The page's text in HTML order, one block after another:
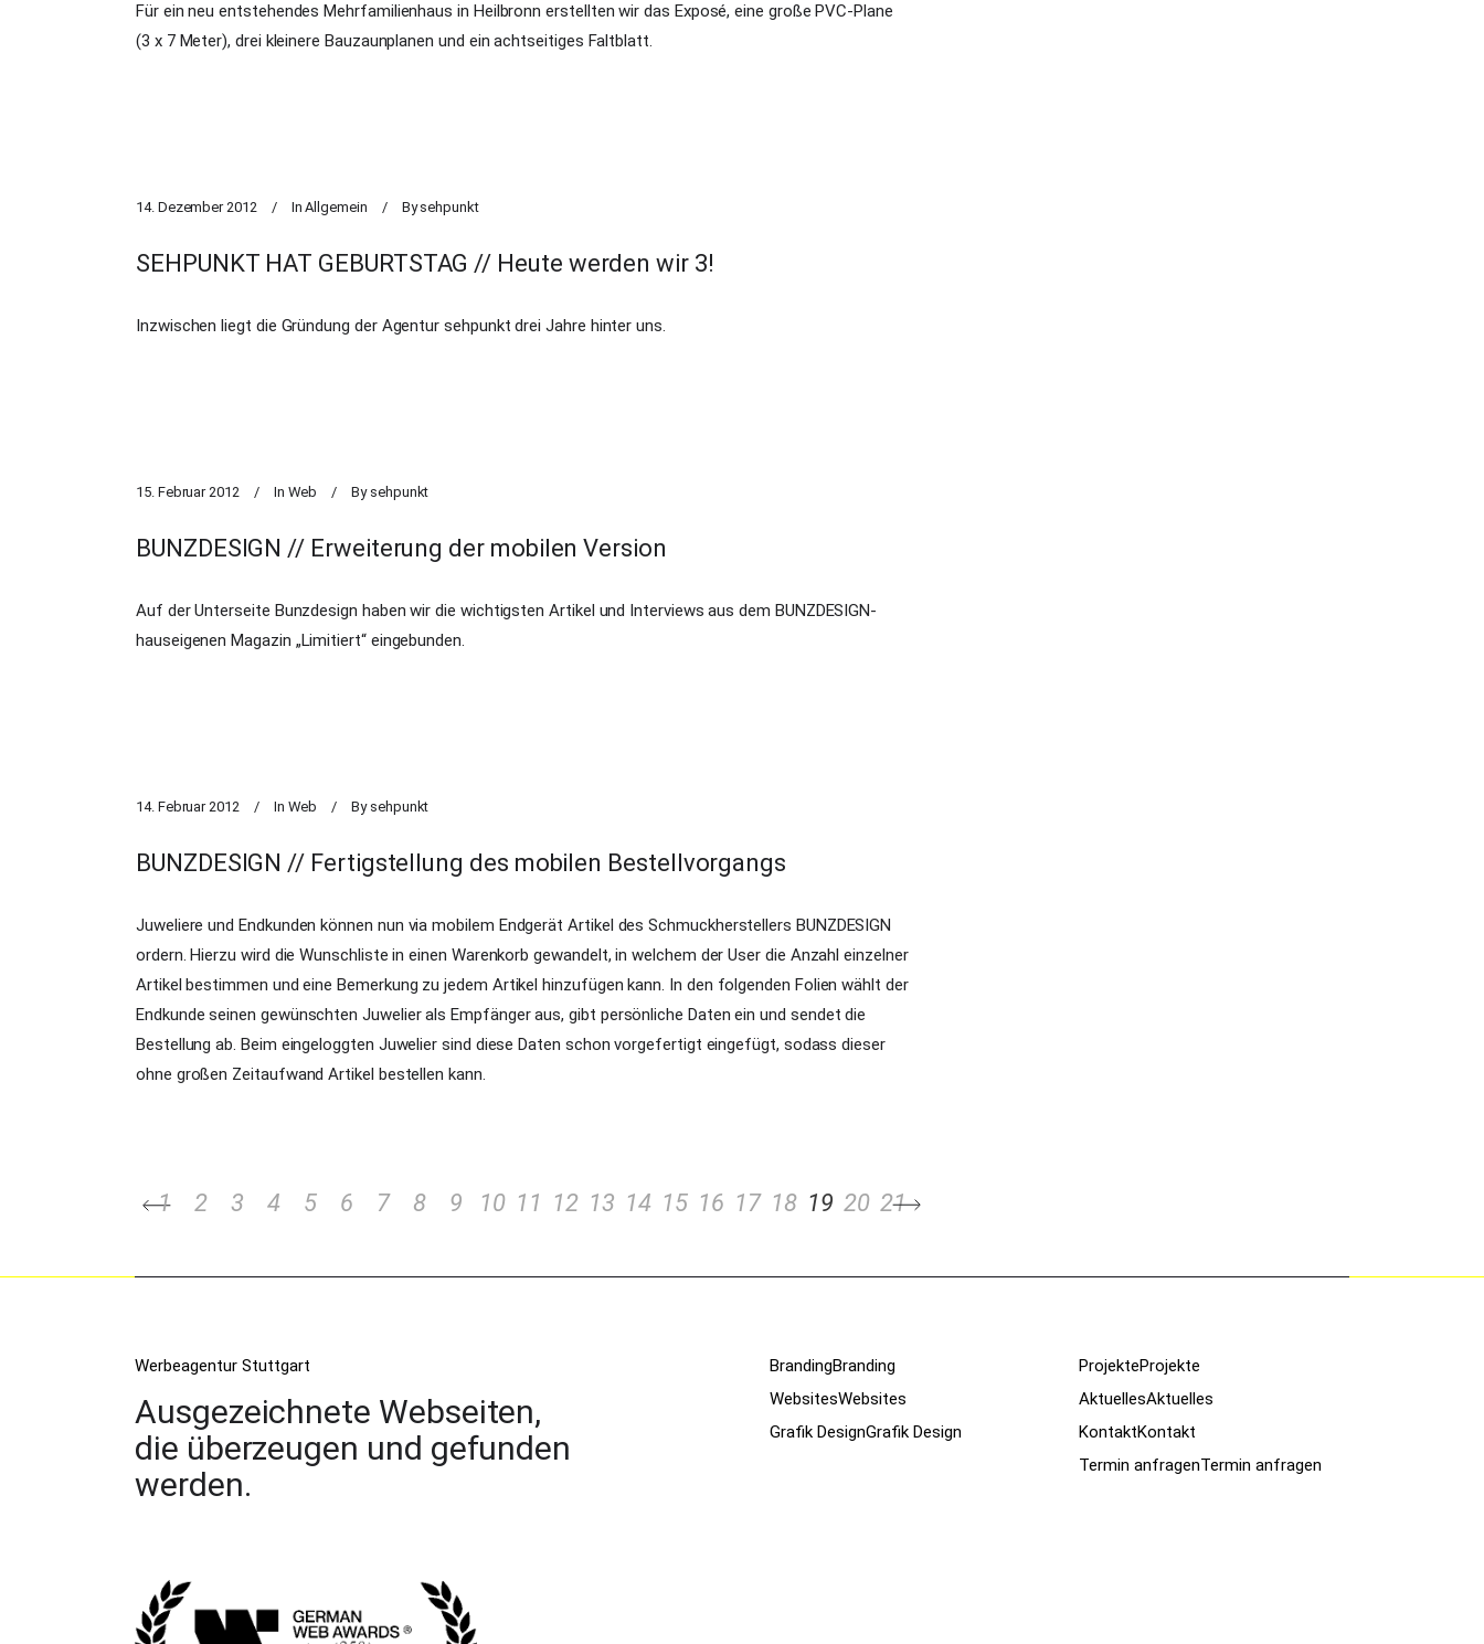
Für ein neu entstehendes Mehrfamilienhaus in Heilbronn erstellten wir das Exposé, eine große PVC-Plane
(3 x 7 Meter), drei kleinere Bauzaunplanen und ein achtseitiges Faltblatt.
14. Dezember 2012 In Allgemein By sehpunkt
SEHPUNKT HAT GEBURTSTAG // Heute werden wir 3!
Inzwischen liegt die Gründung der Agentur sehpunkt drei Jahre hinter uns.
15. Februar 2012 In Web By sehpunkt
BUNZDESIGN // Erweiterung der mobilen Version
Auf der Unterseite Bunzdesign haben wir die wichtigsten Artikel und Interviews aus dem BUNZDESIGN-
hauseigenen Magazin „Limitiert“ eingebunden.
14. Februar 2012 In Web By sehpunkt
BUNZDESIGN // Fertigstellung des mobilen Bestellvorgangs
Juweliere und Endkunden können nun via mobilem Endgerät Artikel des Schmuckherstellers BUNZDESIGN
ordern. Hierzu wird die Wunschliste in einen Warenkorb gewandelt, in welchem der User die Anzahl einzelner
Artikel bestimmen und eine Bemerkung zu jedem Artikel hinzufügen kann. In den folgenden Folien wählt der
Endkunde seinen gewünschten Juwelier als Empfänger aus, gibt persönliche Daten ein und sendet die
Bestellung ab. Beim eingeloggten Juwelier sind diese Daten schon vorgefertigt eingefügt, sodass dieser
ohne großen Zeitaufwand Artikel bestellen kann.
1 2 3 4 5 6 7 8 9 10 11 12 13 14 15 16 17 18 19 20 21
Werbeagentur Stuttgart
Ausgezeichnete Webseiten,
die überzeugen und gefunden
werden.
BrandingBranding
WebsitesWebsites
Grafik DesignGrafik Design
ProjekteProjekte
AktuellesAktuelles
KontaktKontakt
Termin anfragenTermin anfragen